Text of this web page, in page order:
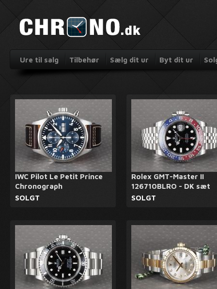
Ure til salg Tilbehør Sælg dit ur Byt dit ur
IWC Pilot Le Petit Prince
Chronograph
SOLGT
Rolex GMT-Master II
126710BLRO - DK sæt
SOLGT